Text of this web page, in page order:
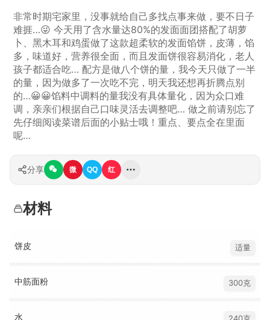
非常时期宅家里，没事就给自己多找点事来做，要不日子
难捱…😜 今天用了含水量达80%的发面面团搭配了胡萝
卜、黑木耳和鸡蛋做了这款超柔软的发面馅饼，皮薄，馅
多，味道好，营养很全面，而且发面饼很容易消化，老人
孩子都适合吃… 配方是做八个饼的量，我今天只做了一半
的量，因为做多了一次吃不完，明天我还想再折腾点别
的…😀😀馅料中调料的量我没有具体量化，因为众口难
调，亲亲们根据自己口味灵活去调整吧… 做之前请别忘了
先仔细阅读菜谱后面的小贴士哦！重点、要点全在里面
呢…
分享 微 QQ 红
材料
饼皮 适量
中筋面粉 300克
水